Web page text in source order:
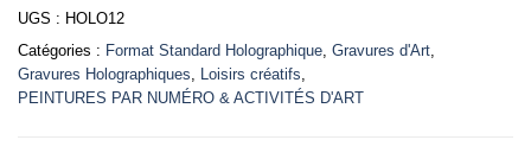
UGS : HOLO12
Catégories : Format Standard Holographique Gravures d'Art
Gravures Holographiques
Loisirs créatifs
PEINTURES PAR NUMÉRO & ACTIVITÉS D'ART